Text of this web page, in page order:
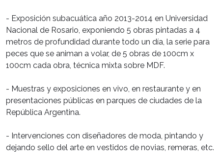
- Exposición subacuática año 2013-2014 en Universidad
Nacional de Rosario, exponiendo 5 obras pintadas a 4
metros de profundidad durante todo un día, la serie para
peces que se animan a volar, de 5 obras de 100cm x
100cm cada obra, técnica mixta sobre MDF.
- Muestras y exposiciones en vivo, en restaurante y en
presentaciones públicas en parques de ciudades de la
República Argentina.
- Intervenciones con diseñadores de moda, pintando y
dejando sello del arte en vestidos de novias, remeras, etc.